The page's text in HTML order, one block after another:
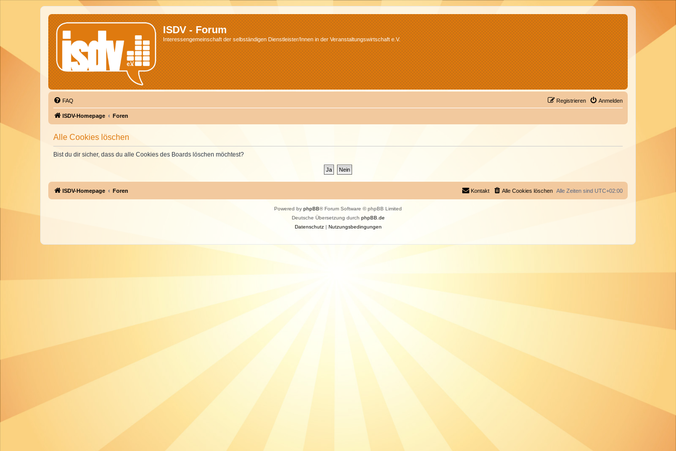
ISDV - Forum
Interessengemeinschaft der selbständigen Dienstleister/Innen in der Veranstaltungswirtschaft e.V.
FAQ Anmelden
Registrieren
ISDV-Homepage Foren
Alle Cookies löschen
Bist du dir sicher, dass du alle Cookies des Boards löschen möchtest?
ISDV-Homepage Foren Alle Zeiten sind UTC+02:00
Alle Cookies löschen
Kontakt
Powered by phpBB® Forum Software © phpBB Limited
Deutsche Übersetzung durch phpBB.de
Datenschutz| Nutzungsbedingungen